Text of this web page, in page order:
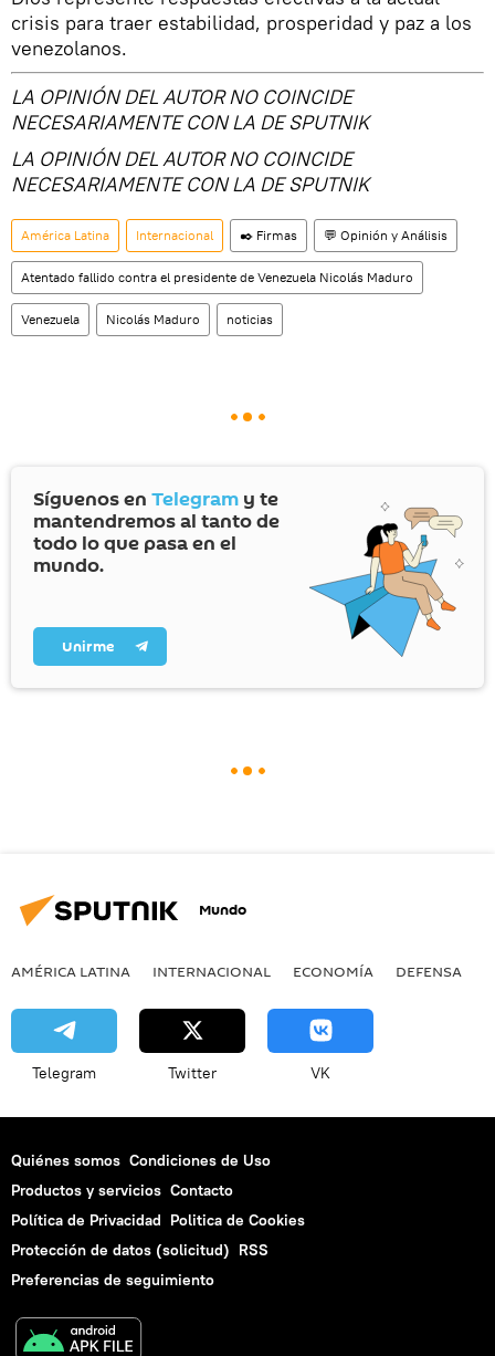
crisis para traer estabilidad, prosperidad y paz a los
venezolanos.
LA OPINIÓN DEL AUTOR NO COINCIDE
NECESARIAMENTE CON LA DE SPUTNIK
LA OPINIÓN DEL AUTOR NO COINCIDE
NECESARIAMENTE CON LA DE SPUTNIK
América Latina Internacional ✒️ Firmas 💬 Opinión y Análisis
Atentado fallido contra el presidente de Venezuela Nicolás Maduro
Venezuela Nicolás Maduro noticias
Síguenos en Telegram y te
mantendremos al tanto de
todo lo que pasa en el
mundo.
Unirme
Mundo
AMÉRICA LATINA INTERNACIONAL ECONOMÍA DEFENSA
Telegram Twitter VK
Quiénes somos Condiciones de Uso
Productos y servicios Contacto
Política de Privacidad Politica de Cookies
Protección de datos (solicitud) RSS
Preferencias de seguimiento